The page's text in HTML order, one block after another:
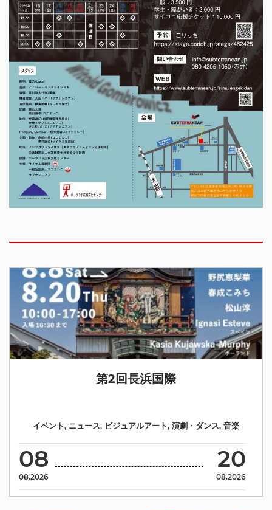
第2回長浜国際
08
08.2026
20
08.2026
イベント, ニュース, ビジュアルアート, 演劇・ダンス, 音楽